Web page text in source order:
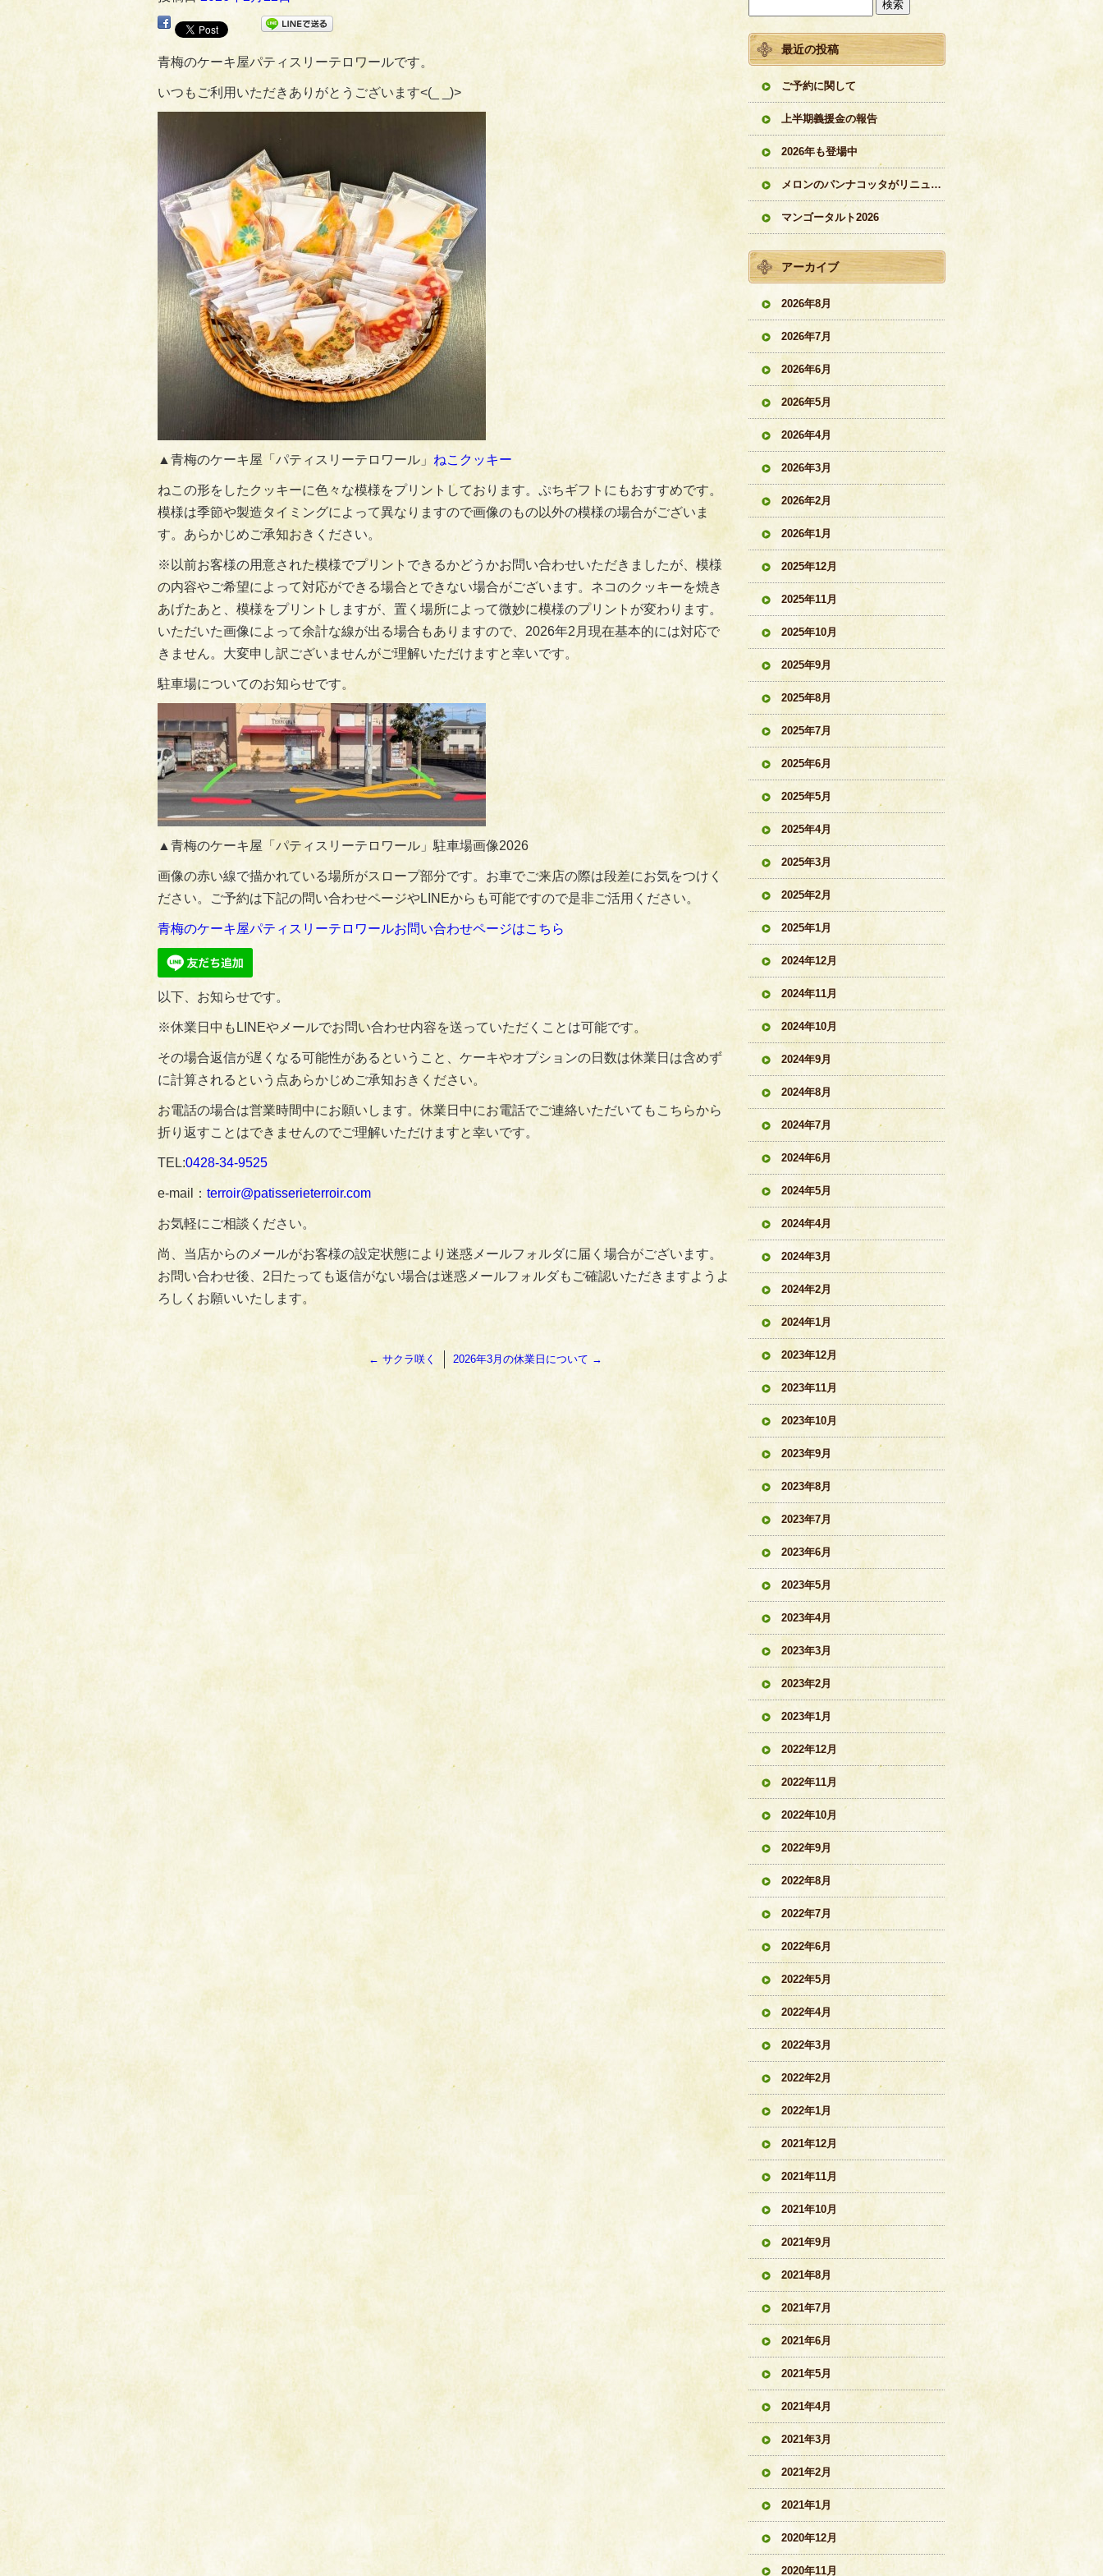
青梅のケーキ屋パティスリーテロワールです。
いつもご利用いただきありがとうございます<(_ _)>
▲青梅のケーキ屋「パティスリーテロワール」 ねこクッキー
ねこの形をしたクッキーに色々な模様をプリントしております。ぷちギフトにもおすすめです。
模様は季節や製造タイミングによって異なりますので画像のもの以外の模様の場合がございま
す。あらかじめご承知おきください。
※以前お客様の用意された模様でプリントできるかどうかお問い合わせいただきましたが、模様
の内容やご希望によって対応ができる場合とできない場合がございます。ネコのクッキーを焼き
あげたあと、模様をプリントしますが、置く場所によって微妙に模様のプリントが変わります。
いただいた画像によって余計な線が出る場合もありますので、2026年2月現在基本的には対応で
きません。大変申し訳ございませんがご理解いただけますと幸いです。
駐車場についてのお知らせです。
▲青梅のケーキ屋「パティスリーテロワール」駐車場画像2026
画像の赤い線で描かれている場所がスロープ部分です。お車でご来店の際は段差にお気をつけく
ださい。ご予約は下記の問い合わせページやLINEからも可能ですので是非ご活用ください。
青梅のケーキ屋パティスリーテロワールお問い合わせページはこちら
以下、お知らせです。
※休業日中もLINEやメールでお問い合わせ内容を送っていただくことは可能です。
その場合返信が遅くなる可能性があるということ、ケーキやオプションの日数は休業日は含めず
に計算されるという点あらかじめご承知おきください。
お電話の場合は営業時間中にお願いします。休業日中にお電話でご連絡いただいてもこちらから
折り返すことはできませんのでご理解いただけますと幸いです。
TEL:0428‐34‐9525
e-mail： terroir@patisserieterroir.com
お気軽にご相談ください。
尚、当店からのメールがお客様の設定状態により迷惑メールフォルダに届く場合がございます。
お問い合わせ後、2日たっても返信がない場合は迷惑メールフォルダもご確認いただきますようよ
ろしくお願いいたします。
← サクラ咲く 2026年3月の休業日について →
最近の投稿
ご予約に関して
上半期義援金の報告
2026年も登場中
メロンのパンナコッタがリニューアル
マンゴータルト2026
アーカイブ
2026年8月
2026年7月
2026年6月
2026年5月
2026年4月
2026年3月
2026年2月
2026年1月
2025年12月
2025年11月
2025年10月
2025年9月
2025年8月
2025年7月
2025年6月
2025年5月
2025年4月
2025年3月
2025年2月
2025年1月
2024年12月
2024年11月
2024年10月
2024年9月
2024年8月
2024年7月
2024年6月
2024年5月
2024年4月
2024年3月
2024年2月
2024年1月
2023年12月
2023年11月
2023年10月
2023年9月
2023年8月
2023年7月
2023年6月
2023年5月
2023年4月
2023年3月
2023年2月
2023年1月
2022年12月
2022年11月
2022年10月
2022年9月
2022年8月
2022年7月
2022年6月
2022年5月
2022年4月
2022年3月
2022年2月
2022年1月
2021年12月
2021年11月
2021年10月
2021年9月
2021年8月
2021年7月
2021年6月
2021年5月
2021年4月
2021年3月
2021年2月
2021年1月
2020年12月
2020年11月